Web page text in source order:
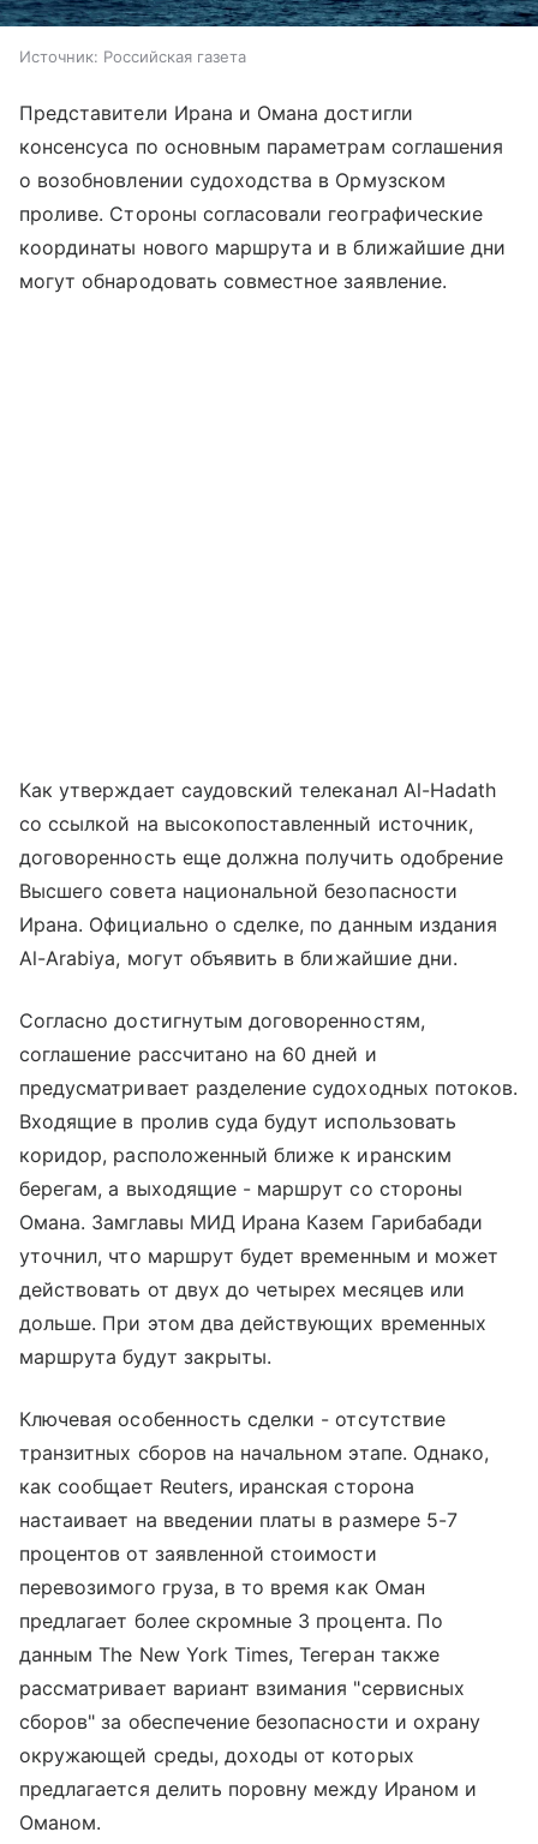
Источник: Российская газета
Представители Ирана и Омана достигли
консенсуса по основным параметрам соглашения
о возобновлении судоходства в Ормузском
проливе. Стороны согласовали географические
координаты нового маршрута и в ближайшие дни
могут обнародовать совместное заявление.
Как утверждает саудовский телеканал Al-Hadath
со ссылкой на высокопоставленный источник,
договоренность еще должна получить одобрение
Высшего совета национальной безопасности
Ирана. Официально о сделке, по данным издания
Al-Arabiya, могут объявить в ближайшие дни.
Согласно достигнутым договоренностям,
соглашение рассчитано на 60 дней и
предусматривает разделение судоходных потоков.
Входящие в пролив суда будут использовать
коридор, расположенный ближе к иранским
берегам, а выходящие - маршрут со стороны
Омана. Замглавы МИД Ирана Казем Гарибабади
уточнил, что маршрут будет временным и может
действовать от двух до четырех месяцев или
дольше. При этом два действующих временных
маршрута будут закрыты.
Ключевая особенность сделки - отсутствие
транзитных сборов на начальном этапе. Однако,
как сообщает Reuters, иранская сторона
настаивает на введении платы в размере 5-7
процентов от заявленной стоимости
перевозимого груза, в то время как Оман
предлагает более скромные 3 процента. По
данным The New York Times, Тегеран также
рассматривает вариант взимания "сервисных
сборов" за обеспечение безопасности и охрану
окружающей среды, доходы от которых
предлагается делить поровну между Ираном и
Оманом.